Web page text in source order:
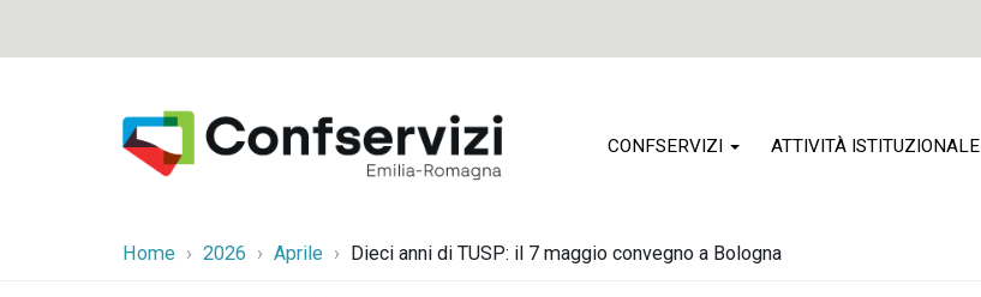
CONFSERVIZI ATTIVITÀ ISTITUZIONALE
Home 2026 Aprile Dieci anni di TUSP: il 7 maggio convegno a Bologna